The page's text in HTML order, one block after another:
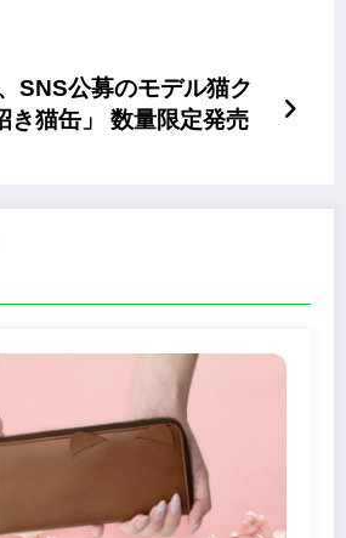
SNS公募のモデル猫ク
き猫缶」 数量限定発売